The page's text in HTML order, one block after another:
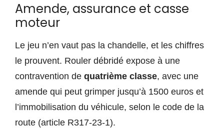
Amende, assurance et casse
moteur
Le jeu n’en vaut pas la chandelle, et les chiffres
le prouvent. Rouler débridé expose à une
contravention de quatrième classe, avec une
amende qui peut grimper jusqu’à 1500 euros et
l’immobilisation du véhicule, selon le code de la
route (article R317-23-1).